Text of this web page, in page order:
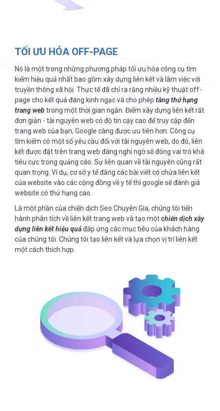
TỐI ƯU HÓA OFF-PAGE
Nó là một trong những phương pháp tối ưu hóa công cụ tìm
kiếm hiệu quả nhất bao gồm xây dựng liên kết và làm việc với
truyền thông xã hội. Thực tế đã chỉ ra rằng nhiều kỹ thuật off-
page cho kết quả đáng kinh ngạc và cho phép tăng thứ hạng
trang webtrong một thời gian ngắn. Điểm xây dựng liên kết rất
đơn giản - tài nguyên web có độ tin cậy cao để truy cập đến
trang web của bạn, Google càng được ưu tiên hơn. Công cụ
tìm kiếm có một số yêu cầu đối với tài nguyên web, do đó, liên
kết được đặt trên trang web đáng nghi ngờ sẽ đóng vai trò khá
tiêu cực trong quảng cáo. Sự liên quan về tài nguyên cũng rất
quan trọng. Ví dụ, cơ sở y tế đăng các bài viết có chứa liên kết
của website vào các cộng đồng về y tế thì google sẽ đánh giá
website có thứ hạng cao.
Là một phần của chiến dịch Seo Chuyên Gia, chúng tôi tiến
hành phân tích về liên kết trang web và tạo mộtchiến dịch xây
dựng liên kết hiệu quảđáp ứng các mục tiêu của khách hàng
của chúng tôi. Chúng tôi tạo liên kết và lựa chọn vị trí liên kết
một cách thích hợp.